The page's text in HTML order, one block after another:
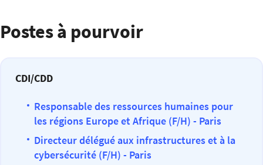
Postes à pourvoir
CDI/CDD
Responsable des ressources humaines pour
les régions Europe et Afrique (F/H) - Paris
Directeur délégué aux infrastructures et à la
cybersécurité (F/H) - Paris